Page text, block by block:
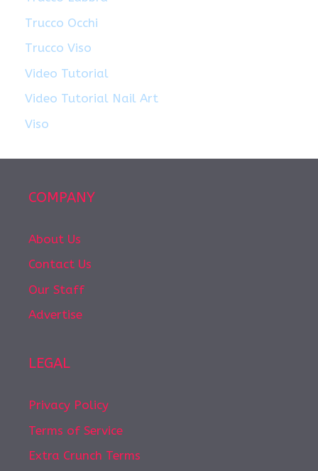
Trucco Occhi
Trucco Viso
Video Tutorial
Video Tutorial Nail Art
Viso
COMPANY
About Us
Contact Us
Our Staff
Advertise
LEGAL
Privacy Policy
Terms of Service
Extra Crunch Terms